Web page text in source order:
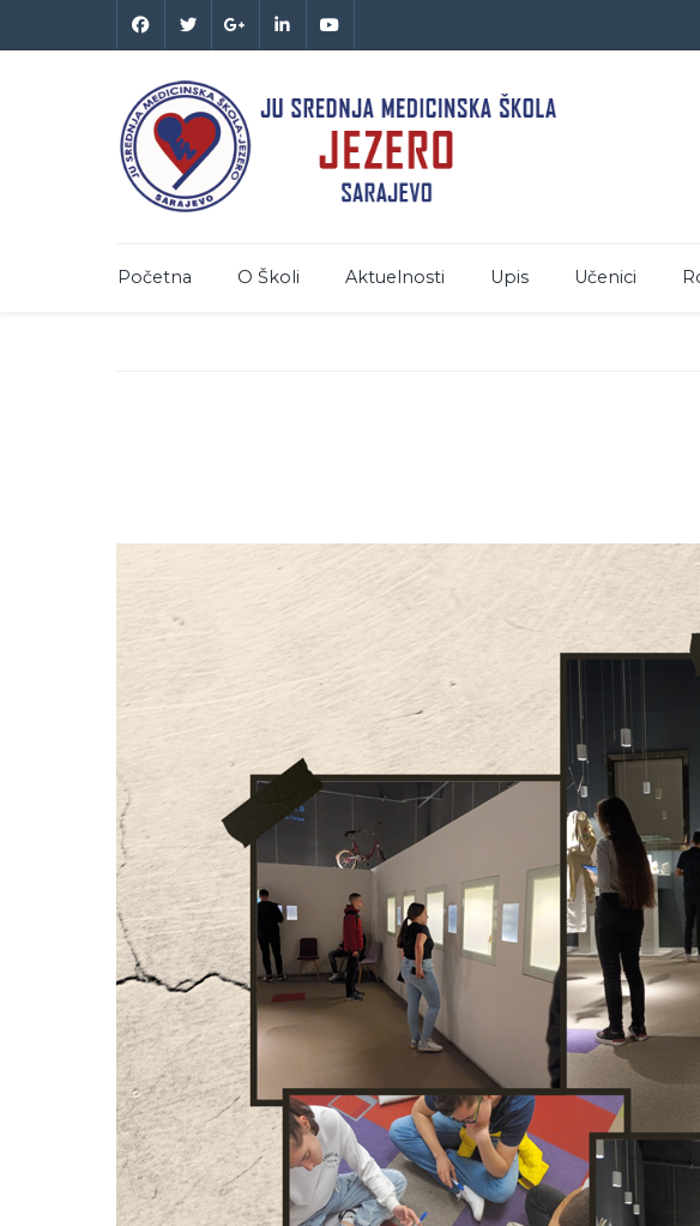
Početna O Školi Aktuelnosti Upis Učenici